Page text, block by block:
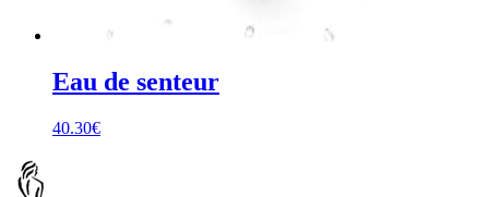
Eau de senteur
40.30€